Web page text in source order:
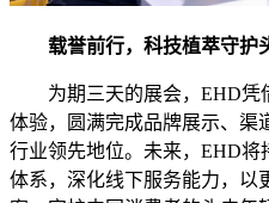
载誉前行， 科技植萃守护
为期三天的展会，EHD
体验，圆满完成品牌展示、渠
行业领先地位。未来， EHD将
体系，深化线下服务能力，以